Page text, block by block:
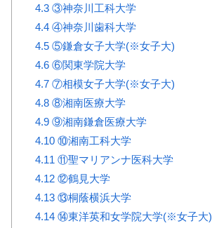
4.3③神奈川工科大学
4.4④神奈川歯科大学
4.5⑤鎌倉女子大学(※女子大)
4.6⑥関東学院大学
4.7⑦相模女子大学(※女子大)
4.8⑧湘南医療大学
4.9⑨湘南鎌倉医療大学
4.10⑩湘南工科大学
4.11 ⑪聖マリアンナ医科大学
4.12⑫鶴見大学
4.13⑬桐蔭横浜大学
4.14⑭東洋英和女学院大学(※女子大)